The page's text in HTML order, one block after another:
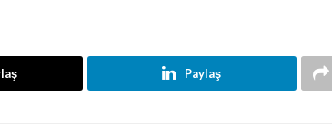
Paylaş